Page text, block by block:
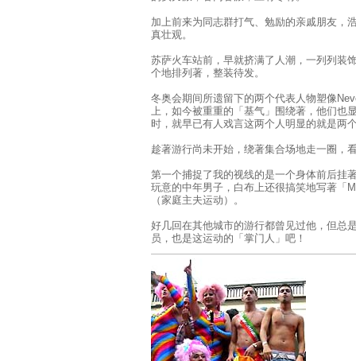
加上前来为同志群打气、勉励的亲戚朋友，
真壮观。
苏萨火车站前，早就挤满了人潮，一列列装
个地排列著，整装待发。
冬奥会期间所遗留下的两个代表人物塑像
上，如今被重重的「基气」围绕著，他们也
时，就早已有人戏言这两个人明显的就是两
趁著游行尚未开始，绕著集合场地走一圈，
第一个捕捉了我的视线的是一个身体前后挂
玩意的中年男子，白布上还很搞笑地写著「
（家庭主夫运动）。
好几回在其他城市的游行都曾见过他，但总
员，也是这运动的「掌门人」吧！